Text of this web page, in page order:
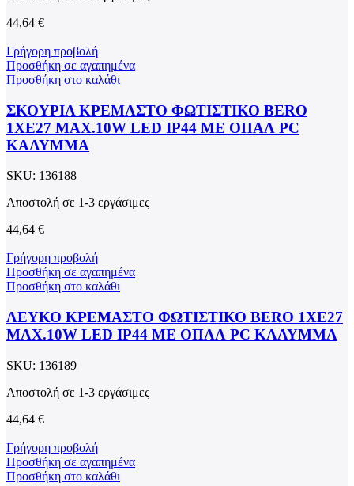
44,64 €
Γρήγορη προβολή
Προσθήκη σε αγαπημένα
Προσθήκη στο καλάθι
ΣΚΟΥΡΙΑ ΚΡΕΜΑΣΤΟ ΦΩΤΙΣΤΙΚΟ BERO
1XE27 MAX.10W LED IP44 ΜΕ ΟΠΑΛ PC
ΚΑΛΥΜΜΑ
SKU: 136188
Αποστολή σε 1-3 εργάσιμες
44,64 €
Γρήγορη προβολή
Προσθήκη σε αγαπημένα
Προσθήκη στο καλάθι
ΛΕΥΚΟ ΚΡΕΜΑΣΤΟ ΦΩΤΙΣΤΙΚΟ BERO 1XE27
MAX.10W LED IP44 ΜΕ ΟΠΑΛ PC ΚΑΛΥΜΜΑ
SKU: 136189
Αποστολή σε 1-3 εργάσιμες
44,64 €
Γρήγορη προβολή
Προσθήκη σε αγαπημένα
Προσθήκη στο καλάθι